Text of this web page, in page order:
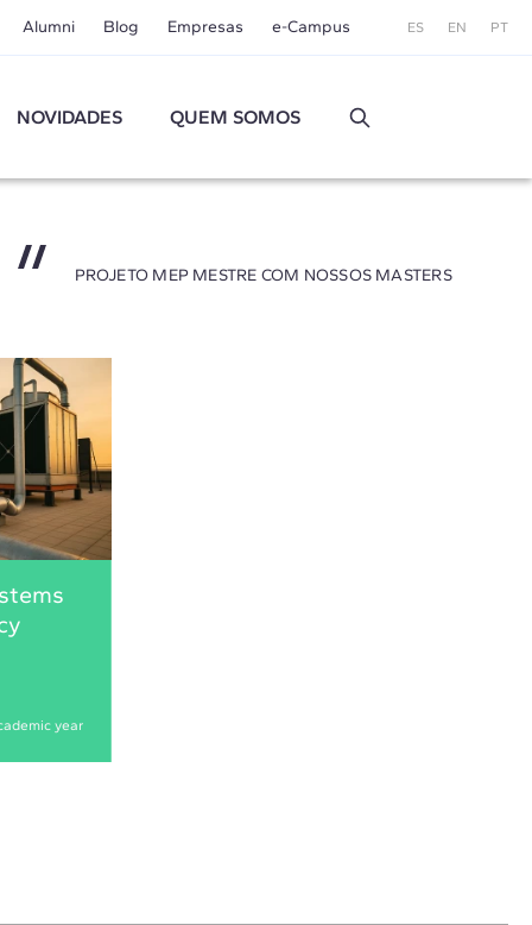
Alumni Blog Empresas e-Campus ES EN PT
NOVIDADES QUEM SOMOS
PROJETO MEP MESTRE COM NOSSOS MASTERS
year